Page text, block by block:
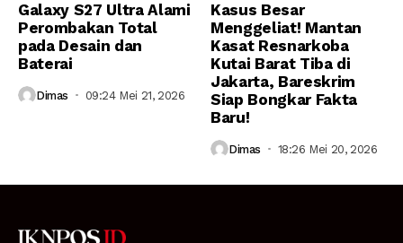
Galaxy S27 Ultra Alami
Perombakan Total
pada Desain dan
Baterai
Dimas 09:24 Mei 21, 2026
Kasus Besar
Menggeliat! Mantan
Kasat Resnarkoba
Kutai Barat Tiba di
Jakarta, Bareskrim
Siap Bongkar Fakta
Baru!
Dimas 18:26 Mei 20, 2026